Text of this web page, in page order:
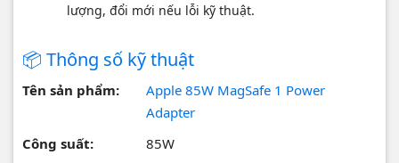
lượng, đổi mới nếu lỗi kỹ thuật.
📦 Thông số kỹ thuật
Tên sản phẩm:
Apple 85W MagSafe 1 Power
Adapter
Công suất:
85W